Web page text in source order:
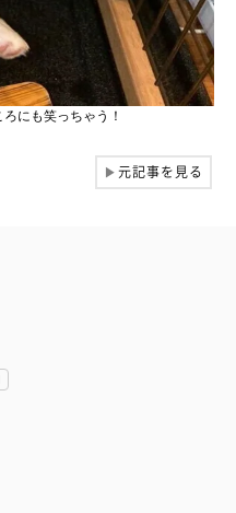
にも笑っちゃう！
▶元記事を見る